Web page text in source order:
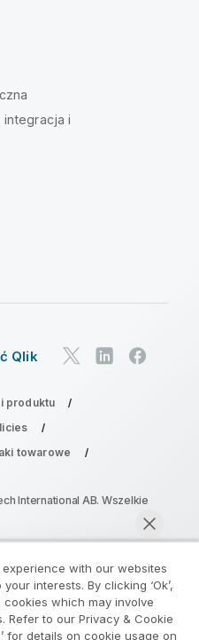
i
Qlik
produktu
towarowe
International AB. Wszelkie
Modernizacji
with our websites
interests. By clicking ‘Ok’,
which may involve
Refer to our Privacy & Cookie
for details on cookie usage on